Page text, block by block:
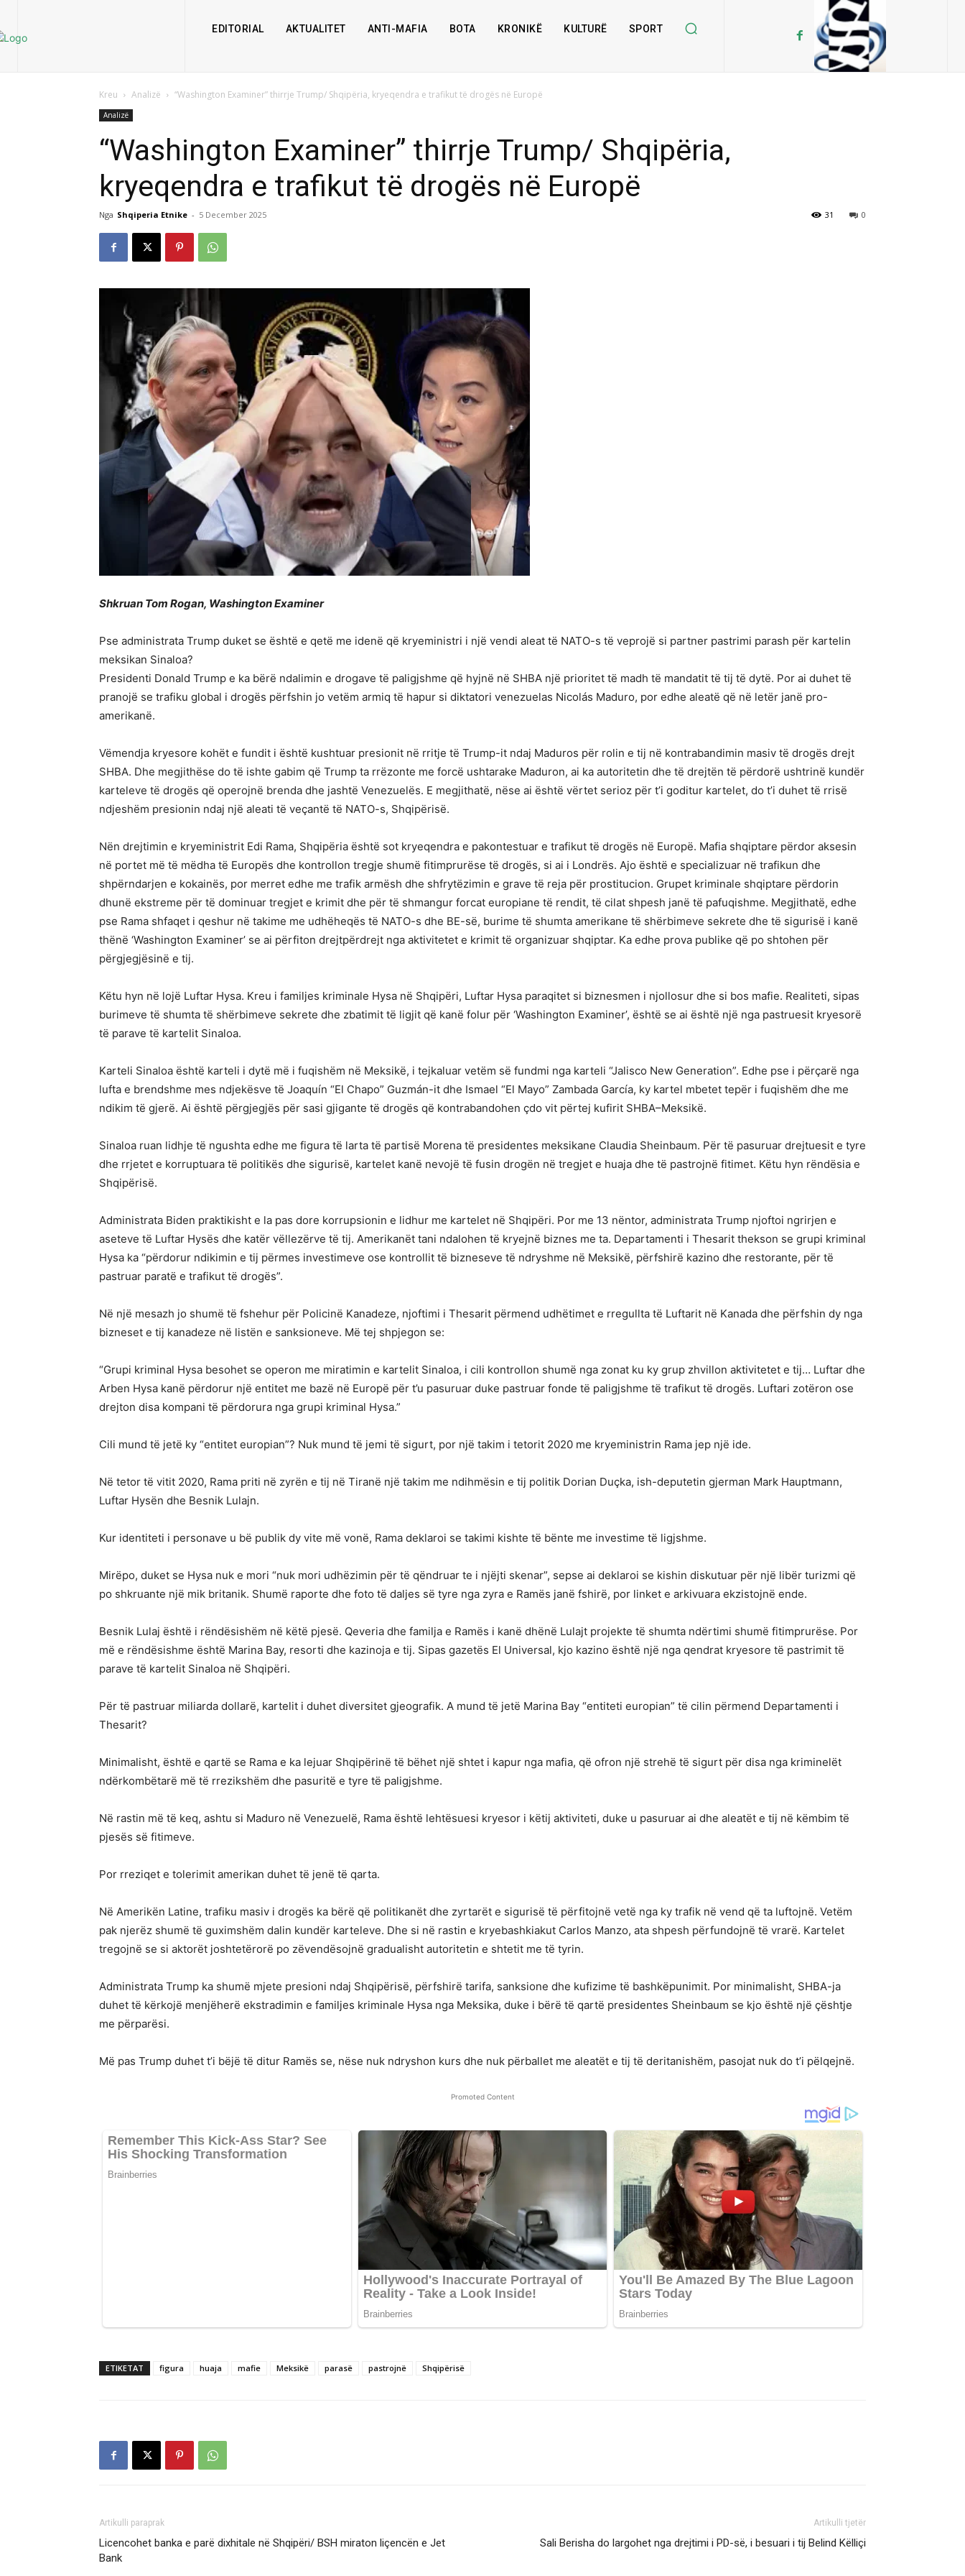
EDITORIAL AKTUALITET ANTI-MAFIA BOTA KRONIKË KULTURË SPORT
Kreu Analizë “Washington Examiner” thirrje Trump/ Shqipëria, kryeqendra e trafikut të drogës në Europë
Analizë
“Washington Examiner” thirrje Trump/ Shqipëria,
kryeqendra e trafikut të drogës në Europë
Nga Shqiperia Etnike - 5 December 2025 0
31
Shkruan Tom Rogan, Washington Examiner
Pse administrata Trump duket se është e qetë me idenë që kryeministri i një vendi aleat të NATO-s të veprojë si partner pastrimi parash për kartelin
meksikan Sinaloa?
Presidenti Donald Trump e ka bërë ndalimin e drogave të paligjshme që hyjnë në SHBA një prioritet të madh të mandatit të tij të dytë. Por ai duhet të
pranojë se trafiku global i drogës përfshin jo vetëm armiq të hapur si diktatori venezuelas Nicolás Maduro, por edhe aleatë që në letër janë pro-
amerikanë.
Vëmendja kryesore kohët e fundit i është kushtuar presionit në rritje të Trump-it ndaj Maduros për rolin e tij në kontrabandimin masiv të drogës drejt
SHBA. Dhe megjithëse do të ishte gabim që Trump ta rrëzonte me forcë ushtarake Maduron, ai ka autoritetin dhe të drejtën të përdorë ushtrinë kundër
karteleve të drogës që operojnë brenda dhe jashtë Venezuelës. E megjithatë, nëse ai është vërtet serioz për t’i goditur kartelet, do t’i duhet të rrisë
ndjeshëm presionin ndaj një aleati të veçantë të NATO-s, Shqipërisë.
Nën drejtimin e kryeministrit Edi Rama, Shqipëria është sot kryeqendra e pakontestuar e trafikut të drogës në Europë. Mafia shqiptare përdor aksesin
në portet më të mëdha të Europës dhe kontrollon tregje shumë fitimprurëse të drogës, si ai i Londrës. Ajo është e specializuar në trafikun dhe
shpërndarjen e kokainës, por merret edhe me trafik armësh dhe shfrytëzimin e grave të reja për prostitucion. Grupet kriminale shqiptare përdorin
dhunë ekstreme për të dominuar tregjet e krimit dhe për të shmangur forcat europiane të rendit, të cilat shpesh janë të pafuqishme. Megjithatë, edhe
pse Rama shfaqet i qeshur në takime me udhëheqës të NATO-s dhe BE-së, burime të shumta amerikane të shërbimeve sekrete dhe të sigurisë i kanë
thënë ‘Washington Examiner’ se ai përfiton drejtpërdrejt nga aktivitetet e krimit të organizuar shqiptar. Ka edhe prova publike që po shtohen për
përgjegjësinë e tij.
Këtu hyn në lojë Luftar Hysa. Kreu i familjes kriminale Hysa në Shqipëri, Luftar Hysa paraqitet si biznesmen i njollosur dhe si bos mafie. Realiteti, sipas
burimeve të shumta të shërbimeve sekrete dhe zbatimit të ligjit që kanë folur për ‘Washington Examiner’, është se ai është një nga pastruesit kryesorë
të parave të kartelit Sinaloa.
Karteli Sinaloa është karteli i dytë më i fuqishëm në Meksikë, i tejkaluar vetëm së fundmi nga karteli “Jalisco New Generation”. Edhe pse i përçarë nga
lufta e brendshme mes ndjekësve të Joaquín “El Chapo” Guzmán-it dhe Ismael “El Mayo” Zambada García, ky kartel mbetet tepër i fuqishëm dhe me
ndikim të gjerë. Ai është përgjegjës për sasi gjigante të drogës që kontrabandohen çdo vit përtej kufirit SHBA–Meksikë.
Sinaloa ruan lidhje të ngushta edhe me figura të larta të partisë Morena të presidentes meksikane Claudia Sheinbaum. Për të pasuruar drejtuesit e tyre
dhe rrjetet e korruptuara të politikës dhe sigurisë, kartelet kanë nevojë të fusin drogën në tregjet e huaja dhe të pastrojnë fitimet. Këtu hyn rëndësia e
Shqipërisë.
Administrata Biden praktikisht e la pas dore korrupsionin e lidhur me kartelet në Shqipëri. Por me 13 nëntor, administrata Trump njoftoi ngrirjen e
aseteve të Luftar Hysës dhe katër vëllezërve të tij. Amerikanët tani ndalohen të kryejnë biznes me ta. Departamenti i Thesarit thekson se grupi kriminal
Hysa ka “përdorur ndikimin e tij përmes investimeve ose kontrollit të bizneseve të ndryshme në Meksikë, përfshirë kazino dhe restorante, për të
pastruar paratë e trafikut të drogës”.
Në një mesazh jo shumë të fshehur për Policinë Kanadeze, njoftimi i Thesarit përmend udhëtimet e rregullta të Luftarit në Kanada dhe përfshin dy nga
bizneset e tij kanadeze në listën e sanksioneve. Më tej shpjegon se:
“Grupi kriminal Hysa besohet se operon me miratimin e kartelit Sinaloa, i cili kontrollon shumë nga zonat ku ky grup zhvillon aktivitetet e tij… Luftar dhe
Arben Hysa kanë përdorur një entitet me bazë në Europë për t’u pasuruar duke pastruar fonde të paligjshme të trafikut të drogës. Luftari zotëron ose
drejton disa kompani të përdorura nga grupi kriminal Hysa.”
Cili mund të jetë ky “entitet europian”? Nuk mund të jemi të sigurt, por një takim i tetorit 2020 me kryeministrin Rama jep një ide.
Në tetor të vitit 2020, Rama priti në zyrën e tij në Tiranë një takim me ndihmësin e tij politik Dorian Duçka, ish-deputetin gjerman Mark Hauptmann,
Luftar Hysën dhe Besnik Lulajn.
Kur identiteti i personave u bë publik dy vite më vonë, Rama deklaroi se takimi kishte të bënte me investime të ligjshme.
Mirëpo, duket se Hysa nuk e mori “nuk mori udhëzimin për të qëndruar te i njëjti skenar”, sepse ai deklaroi se kishin diskutuar për një libër turizmi që
po shkruante një mik britanik. Shumë raporte dhe foto të daljes së tyre nga zyra e Ramës janë fshirë, por linket e arkivuara ekzistojnë ende.
Besnik Lulaj është i rëndësishëm në këtë pjesë. Qeveria dhe familja e Ramës i kanë dhënë Lulajt projekte të shumta ndërtimi shumë fitimprurëse. Por
më e rëndësishme është Marina Bay, resorti dhe kazinoja e tij. Sipas gazetës El Universal, kjo kazino është një nga qendrat kryesore të pastrimit të
parave të kartelit Sinaloa në Shqipëri.
Për të pastruar miliarda dollarë, kartelit i duhet diversitet gjeografik. A mund të jetë Marina Bay “entiteti europian” të cilin përmend Departamenti i
Thesarit?
Minimalisht, është e qartë se Rama e ka lejuar Shqipërinë të bëhet një shtet i kapur nga mafia, që ofron një strehë të sigurt për disa nga kriminelët
ndërkombëtarë më të rrezikshëm dhe pasuritë e tyre të paligjshme.
Në rastin më të keq, ashtu si Maduro në Venezuelë, Rama është lehtësuesi kryesor i këtij aktiviteti, duke u pasuruar ai dhe aleatët e tij në këmbim të
pjesës së fitimeve.
Por rreziqet e tolerimit amerikan duhet të jenë të qarta.
Në Amerikën Latine, trafiku masiv i drogës ka bërë që politikanët dhe zyrtarët e sigurisë të përfitojnë vetë nga ky trafik në vend që ta luftojnë. Vetëm
pak njerëz shumë të guximshëm dalin kundër karteleve. Dhe si në rastin e kryebashkiakut Carlos Manzo, ata shpesh përfundojnë të vrarë. Kartelet
tregojnë se si aktorët joshtetërorë po zëvendësojnë gradualisht autoritetin e shtetit me të tyrin.
Administrata Trump ka shumë mjete presioni ndaj Shqipërisë, përfshirë tarifa, sanksione dhe kufizime të bashkëpunimit. Por minimalisht, SHBA-ja
duhet të kërkojë menjëherë ekstradimin e familjes kriminale Hysa nga Meksika, duke i bërë të qartë presidentes Sheinbaum se kjo është një çështje
me përparësi.
Më pas Trump duhet t’i bëjë të ditur Ramës se, nëse nuk ndryshon kurs dhe nuk përballet me aleatët e tij të deritanishëm, pasojat nuk do t’i pëlqejnë.
Promoted Content
ETIKETAT figura huaja mafie Meksikë parasë pastrojnë Shqipërisë
Artikulli paraprak
Licencohet banka e parë dixhitale në Shqipëri/ BSH miraton liçencën e Jet
Bank
Artikulli tjetër
Sali Berisha do largohet nga drejtimi i PD-së, i besuari i tij Belind Këlliçi